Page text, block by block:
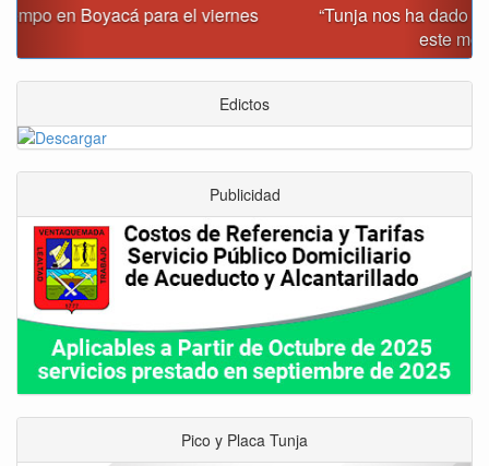
“Tunja nos ha dado demasiado y no podemos fallarle en
Edictos
Publicidad
Pico y Placa Tunja